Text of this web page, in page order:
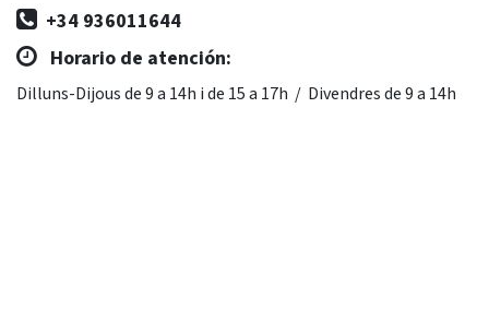
+34 936011644
Horario de atención:
Dilluns-Dijous de 9 a 14h i de 15 a 17h / Divendres de 9 a 14h